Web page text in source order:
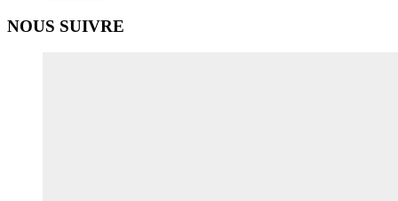
NOUS SUIVRE